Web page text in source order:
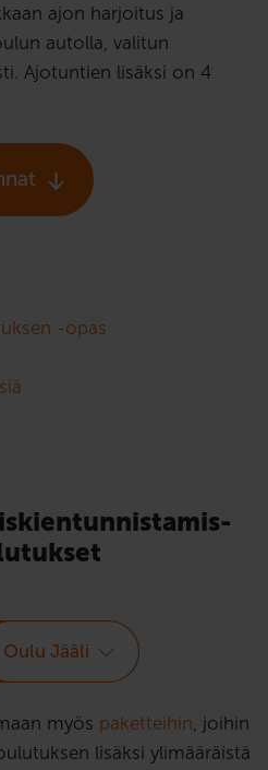
ajon harjoitus ja
autolla, valitun
Ajotuntien lisäksi on 4
-opas
Oulu Jääli
myös paketteihin, joihin
lisäksi ylimääräistä